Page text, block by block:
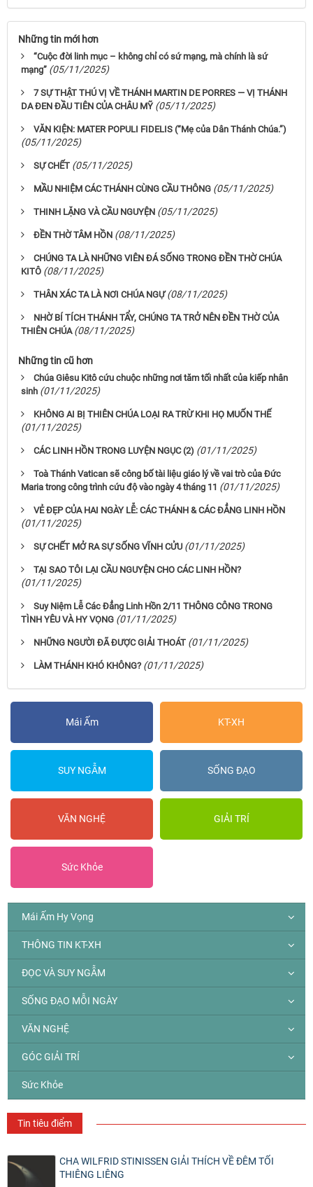
Những tin mới hơn
“Cuộc đời linh mục – không chỉ có sứ mạng, mà chính là sứ
mạng” (05/11/2025)
7 SỰ THẬT THÚ VỊ VỀ THÁNH MARTIN DE PORRES — VỊ THÁNH
DA ĐEN ĐẦU TIÊN CỦA CHÂU MỸ (05/11/2025)
VĂN KIỆN: MATER POPULI FIDELIS (“Mẹ của Dân Thánh Chúa.”)
(05/11/2025)
SỰ CHẾT (05/11/2025)
MẦU NHIỆM CÁC THÁNH CÙNG CẦU THÔNG (05/11/2025)
THINH LẶNG VÀ CẦU NGUYỆN (05/11/2025)
ĐỀN THỜ TÂM HỒN (08/11/2025)
CHÚNG TA LÀ NHỮNG VIÊN ĐÁ SỐNG TRONG ĐỀN THỜ CHÚA
KITÔ (08/11/2025)
THÂN XÁC TA LÀ NƠI CHÚA NGỰ (08/11/2025)
NHỜ BÍ TÍCH THÁNH TẨY, CHÚNG TA TRỞ NÊN ĐỀN THỜ CỦA
THIÊN CHÚA (08/11/2025)
Những tin cũ hơn
Chúa Giêsu Kitô cứu chuộc những nơi tăm tối nhất của kiếp nhân
sinh (01/11/2025)
KHÔNG AI BỊ THIÊN CHÚA LOẠI RA TRỪ KHI HỌ MUỐN THẾ
(01/11/2025)
CÁC LINH HỒN TRONG LUYỆN NGỤC (2) (01/11/2025)
Toà Thánh Vatican sẽ công bố tài liệu giáo lý về vai trò của Đức
Maria trong công trình cứu độ vào ngày 4 tháng 11 (01/11/2025)
VẺ ĐẸP CỦA HAI NGÀY LỄ: CÁC THÁNH & CÁC ĐẲNG LINH HỒN
(01/11/2025)
SỰ CHẾT MỞ RA SỰ SỐNG VĨNH CỬU (01/11/2025)
TẠI SAO TÔI LẠI CẦU NGUYỆN CHO CÁC LINH HỒN?
(01/11/2025)
Suy Niệm Lễ Các Đẳng Linh Hồn 2/11 THÔNG CÔNG TRONG
TÌNH YÊU VÀ HY VỌNG (01/11/2025)
NHỮNG NGƯỜI ĐÃ ĐƯỢC GIẢI THOÁT (01/11/2025)
LÀM THÁNH KHÓ KHÔNG? (01/11/2025)
Mái Ấm KT-XH
SUY NGẪM SỐNG ĐẠO
VĂN NGHỆ GIẢI TRÍ
Sức Khỏe
Mái Ấm Hy Vọng
THÔNG TIN KT-XH
ĐỌC VÀ SUY NGẪM
SỐNG ĐẠO MỖI NGÀY
VĂN NGHỆ
GÓC GIẢI TRÍ
Sức Khỏe
Tin tiêu điểm
CHA WILFRID STINISSEN GIẢI THÍCH VỀ ĐÊM TỐI
THIÊNG LIÊNG